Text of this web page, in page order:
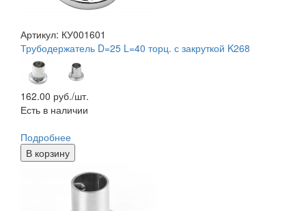
Артикул: КУ001601
Трубодержатель D=25 L=40 торц. с закруткой K268
162.00 руб./шт.
Есть в наличии
Подробнее
В корзину